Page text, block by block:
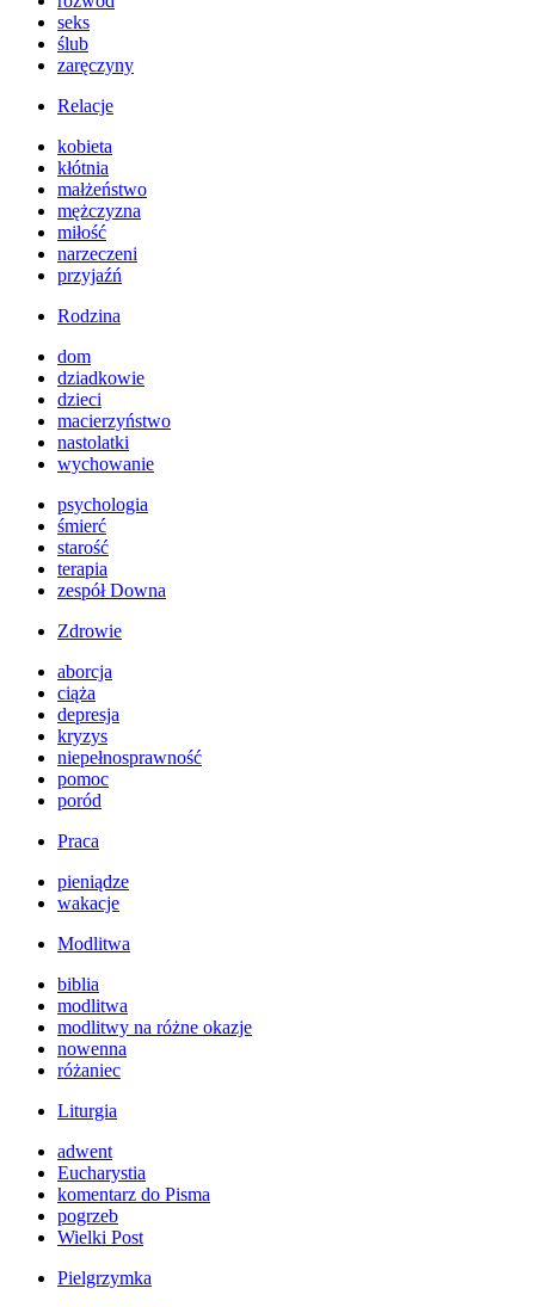
seks
ślub
zaręczyny
Relacje
kobieta
kłótnia
małżeństwo
mężczyzna
miłość
narzeczeni
przyjaźń
Rodzina
dom
dziadkowie
dzieci
macierzyństwo
nastolatki
wychowanie
psychologia
śmierć
starość
terapia
zespół Downa
Zdrowie
aborcja
ciąża
depresja
kryzys
niepełnosprawność
pomoc
poród
Praca
pieniądze
wakacje
Modlitwa
biblia
modlitwa
modlitwy na różne okazje
nowenna
różaniec
Liturgia
adwent
Eucharystia
komentarz do Pisma
pogrzeb
Wielki Post
Pielgrzymka